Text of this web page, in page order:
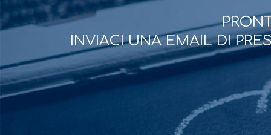
INVIACI UNA EMAIL DI